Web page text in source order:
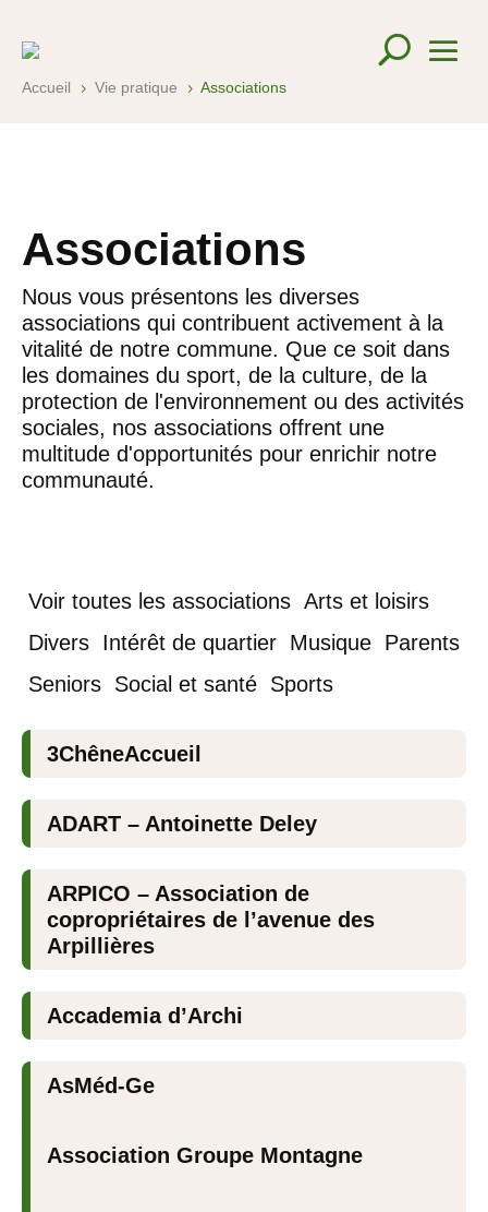
Accueil 5 Vie pratique 5 Associations
Associations
Nous vous présentons les diverses
associations qui contribuent activement à la
vitalité de notre commune. Que ce soit dans
les domaines du sport, de la culture, de la
protection de l'environnement ou des activités
sociales, nos associations offrent une
multitude d'opportunités pour enrichir notre
communauté.
Voir toutes les associations Arts et loisirs
Divers Intérêt de quartier Musique Parents
Seniors Social et santé Sports
3ChêneAccueil
Accademia d’Archi
ADART – Antoinette Deley
ARPICO – Association de
copropriétaires de l’avenue des
Arpillières
AsMéd-Ge
Association Groupe Montagne